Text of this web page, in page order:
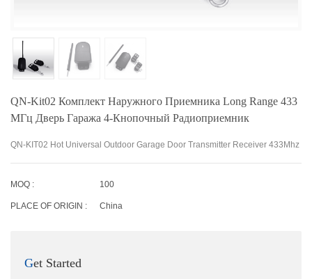
QN-Kit02 Комплект Наружного Приемника Long Range 433
МГц Дверь Гаража 4-Кнопочный Радиоприемник
QN-KIT02 Hot Universal Outdoor Garage Door Transmitter Receiver 433Mhz
MOQ : 100
PLACE OF ORIGIN : China
Get Started